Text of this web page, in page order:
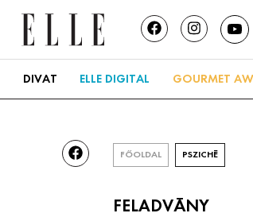
DIVAT ELLE DIGITAL GOURMET
FŐOLDAL PSZICHÉ
FELADVÁNY